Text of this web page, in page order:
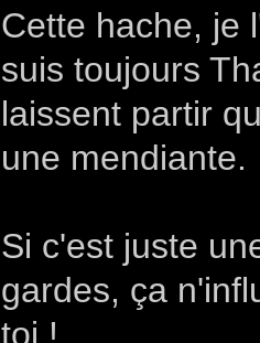
Cette hache, je
suis toujours
laissent partir
une mendiante.
Si c'est juste
gardes, ça
toi !